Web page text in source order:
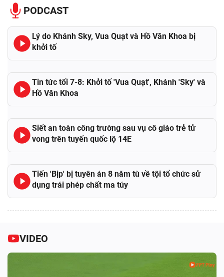
PODCAST
Lý do Khánh Sky, Vua Quạt và Hồ Văn Khoa bị
khởi tố
Tin tức tối 7-8: Khởi tố 'Vua Quạt', Khánh 'Sky' và
Hồ Văn Khoa
Siết an toàn công trường sau vụ cô giáo trẻ tử
vong trên tuyến quốc lộ 14E
Tiến 'Bịp' bị tuyên án 8 năm tù về tội tổ chức sử
dụng trái phép chất ma túy
VIDEO